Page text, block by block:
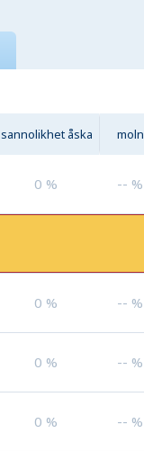
sannolikhet åska moln
0 % -- %
0 % -- %
0 % -- %
0 % -- %